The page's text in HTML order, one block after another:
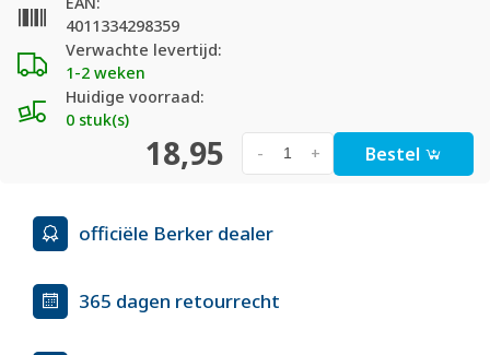
Verwachte levertijd:
1-2 weken
Huidige voorraad:
0 stuk(s)
4011334298359
18,95 +
- Bestel
officiële Berker dealer
365 dagen retourrecht